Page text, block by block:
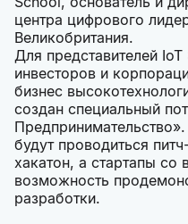
центра цифрового
Великобритания.
Для представителей
инвесторов и
бизнес
создан специальный
будут проводиться
хакатон, а стартапы со
возможность
разработки.